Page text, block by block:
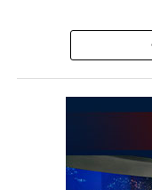
له دې مخکې کوربه ټایلنډ
او له دې سره یې د کانټیننټل فوټسال
غرمې وروسته په بله لوبه